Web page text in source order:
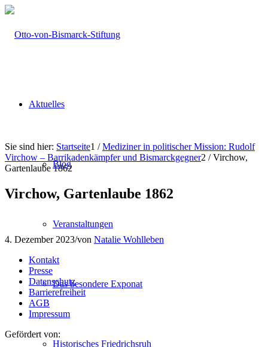
Aktuelles
Blog
Veranstaltungen
Das besondere Exponat
Historisches Friedrichsruh
Sie sind hier: Startseite1 / Mediziner in politischer Mission: Rudolf
Virchow – Barrikadenkämpfer und Bismarckgegner2 / Virchow,
Gartenlaube 1862
Virchow, Gartenlaube 1862
4. Dezember 2023/von Natalie Wohlleben
Kontakt
Presse
Datenschutz
Barrierefreiheit
AGB
Impressum
Gefördert von: